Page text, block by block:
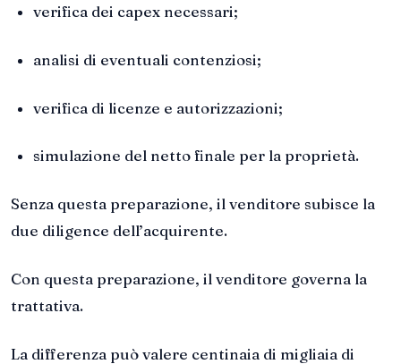
verifica dei capex necessari;
analisi di eventuali contenziosi;
verifica di licenze e autorizzazioni;
simulazione del netto finale per la proprietà.
Senza questa preparazione, il venditore subisce la
due diligence dell’acquirente.
Con questa preparazione, il venditore governa la
trattativa.
La differenza può valere centinaia di migliaia di